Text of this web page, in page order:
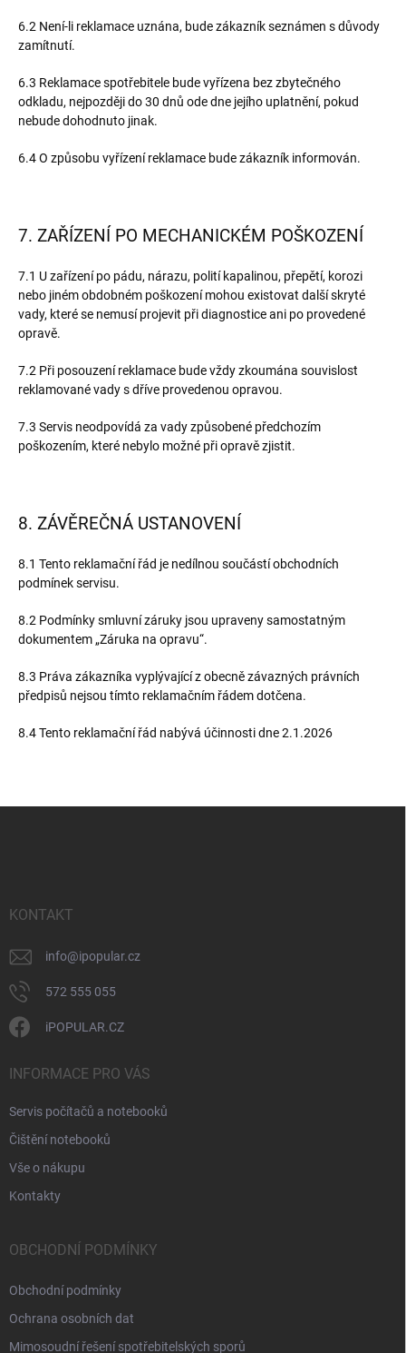
6.2 Není-li reklamace uznána, bude zákazník seznámen s důvody
zamítnutí.
6.3 Reklamace spotřebitele bude vyřízena bez zbytečného
odkladu, nejpozději do 30 dnů ode dne jejího uplatnění, pokud
nebude dohodnuto jinak.
6.4 O způsobu vyřízení reklamace bude zákazník informován.
7. ZAŘÍZENÍ PO MECHANICKÉM POŠKOZENÍ
7.1 U zařízení po pádu, nárazu, polití kapalinou, přepětí, korozi
nebo jiném obdobném poškození mohou existovat další skryté
vady, které se nemusí projevit při diagnostice ani po provedené
opravě.
7.2 Při posouzení reklamace bude vždy zkoumána souvislost
reklamované vady s dříve provedenou opravou.
7.3 Servis neodpovídá za vady způsobené předchozím
poškozením, které nebylo možné při opravě zjistit.
8. ZÁVĚREČNÁ USTANOVENÍ
8.1 Tento reklamační řád je nedílnou součástí obchodních
podmínek servisu.
8.2 Podmínky smluvní záruky jsou upraveny samostatným
dokumentem „Záruka na opravu“.
8.3 Práva zákazníka vyplývající z obecně závazných právních
předpisů nejsou tímto reklamačním řádem dotčena.
8.4 Tento reklamační řád nabývá účinnosti dne 2.1.2026
KONTAKT
info@ipopular.cz
572 555 055
iPOPULAR.CZ
INFORMACE PRO VÁS
Servis počítačů a notebooků
Čištění notebooků
Vše o nákupu
Kontakty
OBCHODNÍ PODMÍNKY
Obchodní podmínky
Ochrana osobních dat
Mimosoudní řešení spotřebitelských sporů